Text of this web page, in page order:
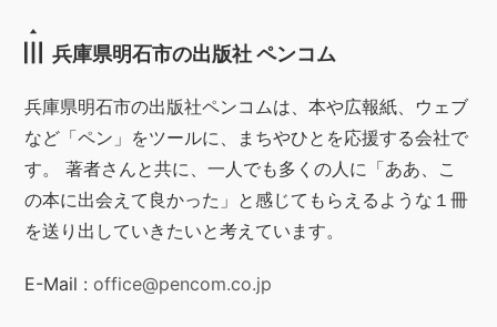
兵庫県明石市の出版社 ペンコム
兵庫県明石市の出版社ペンコムは、本や広報紙、ウェブ
など「ペン」をツールに、まちやひとを応援する会社で
す。 著者さんと共に、一人でも多くの人に「ああ、こ
の本に出会えて良かった」と感じてもらえるような１冊
を送り出していきたいと考えています。
E-Mail :office@pencom.co.jp